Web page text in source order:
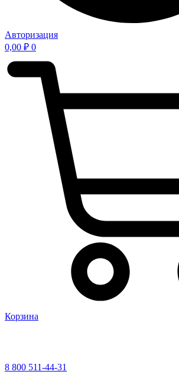
Авторизация
0,00 ₽ 0
Корзина
8 800 511-44-31